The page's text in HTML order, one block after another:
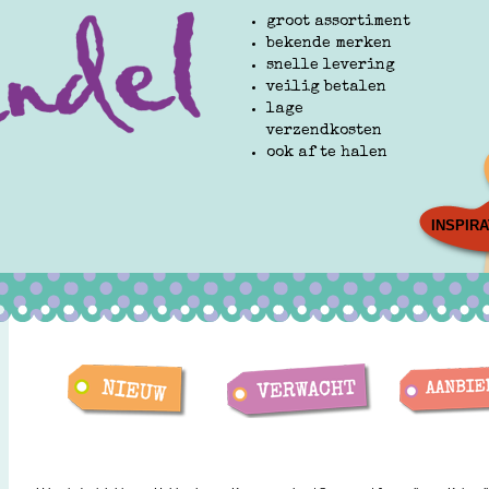
groot assortiment
bekende merken
snelle levering
veilig betalen
lage
verzendkosten
ook af te halen